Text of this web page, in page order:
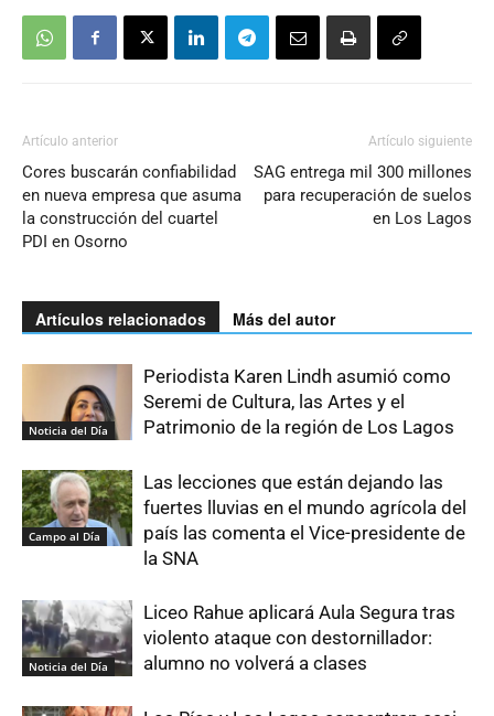
Artículo anterior
Cores buscarán confiabilidad
en nueva empresa que asuma
la construcción del cuartel
PDI en Osorno
Artículo siguiente
SAG entrega mil 300 millones
para recuperación de suelos
en Los Lagos
Artículos relacionados Más del autor
Noticia del Día
Periodista Karen Lindh asumió como
Seremi de Cultura, las Artes y el
Patrimonio de la región de Los Lagos
Campo al Día
Las lecciones que están dejando las
fuertes lluvias en el mundo agrícola del
país las comenta el Vice-presidente de
la SNA
Noticia del Día
Liceo Rahue aplicará Aula Segura tras
violento ataque con destornillador:
alumno no volverá a clases